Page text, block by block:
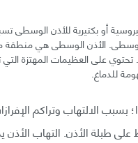
أو بكتيرية للأذن الوسطى
الأذن الوسطى هي منطقة
على العظيمات المهتزة
للدماغ.
بسبب الالتهاب وتراكم
طبلة الأذن. التهاب الأذن